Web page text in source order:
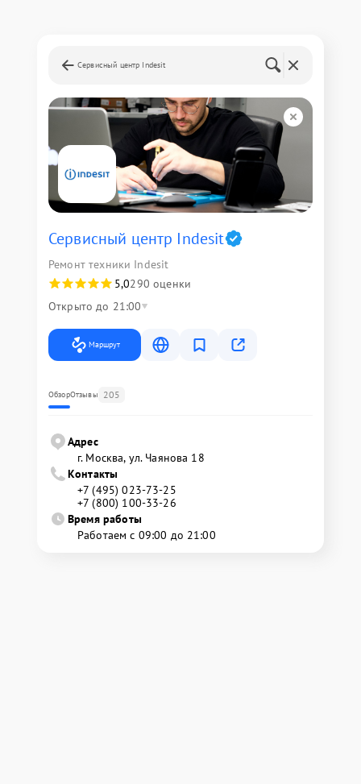
Сервисный центр Indesit
Сервисный центр Indesit
Ремонт техники Indesit
5,0290 оценки
Открыто до 21:00
Маршрут
ОбзорОтзывы 205
Адрес
г. Москва, ул. Чаянова 18
Контакты
+7 (495) 023-73-25
+7 (800) 100-33-26
Время работы
Работаем с 09:00 до 21:00